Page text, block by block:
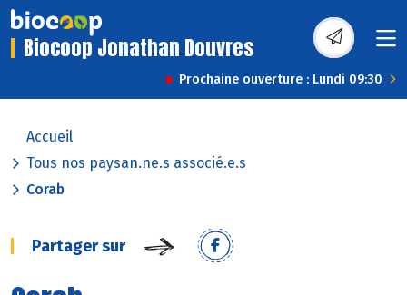
Biocoop Jonathan Douvres
Prochaine ouverture : Lundi 09:30
Accueil
Tous nos paysan.ne.s associé.e.s
Corab
Partager sur